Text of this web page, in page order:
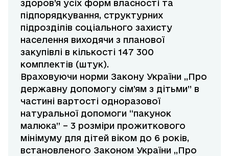
здоров’я усіх форм власності та
підпорядкування, структурних
підрозділів соціального захисту
населення виходячи з планової
закупівлі в кількості 147 300
комплектів (штук).
Враховуючи норми Закону України ,,Про
державну допомогу сім’ям з дітьми” в
частині вартості одноразової
натуральної допомоги “пакунок
малюка” – 3 розміри прожиткового
мінімуму для дітей віком до 6 років,
встановленого Законом України ,,Про